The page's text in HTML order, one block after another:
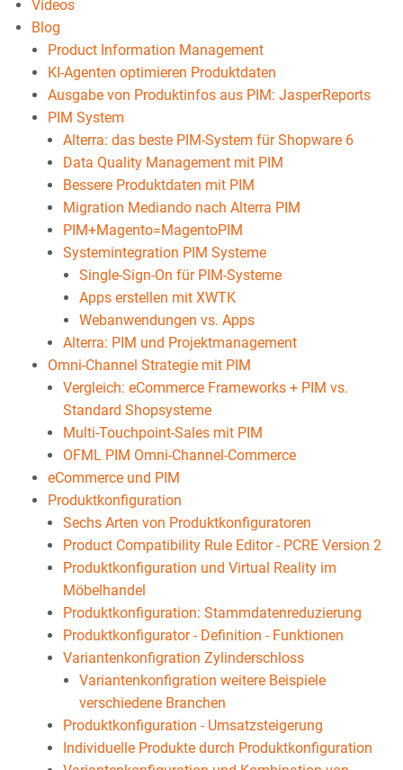
Videos
Blog
Product Information Management
KI-Agenten optimieren Produktdaten
Ausgabe von Produktinfos aus PIM: JasperReports
PIM System
Alterra: das beste PIM-System für Shopware 6
Data Quality Management mit PIM
Bessere Produktdaten mit PIM
Migration Mediando nach Alterra PIM
PIM+Magento=MagentoPIM
Systemintegration PIM Systeme
Single-Sign-On für PIM-Systeme
Apps erstellen mit XWTK
Webanwendungen vs. Apps
Alterra: PIM und Projektmanagement
Omni-Channel Strategie mit PIM
Vergleich: eCommerce Frameworks + PIM vs.
Standard Shopsysteme
Multi-Touchpoint-Sales mit PIM
OFML PIM Omni-Channel-Commerce
eCommerce und PIM
Produktkonfiguration
Sechs Arten von Produktkonfiguratoren
Product Compatibility Rule Editor - PCRE Version 2
Produktkonfiguration und Virtual Reality im
Möbelhandel
Produktkonfiguration: Stammdatenreduzierung
Produktkonfigurator - Definition - Funktionen
Variantenkonfigration Zylinderschloss
Variantenkonfigration weitere Beispiele
verschiedene Branchen
Produktkonfiguration - Umsatzsteigerung
Individuelle Produkte durch Produktkonfiguration